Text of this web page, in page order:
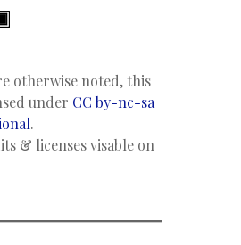
otherwise noted, this
under CC by-nc-sa
.
& licenses visable on